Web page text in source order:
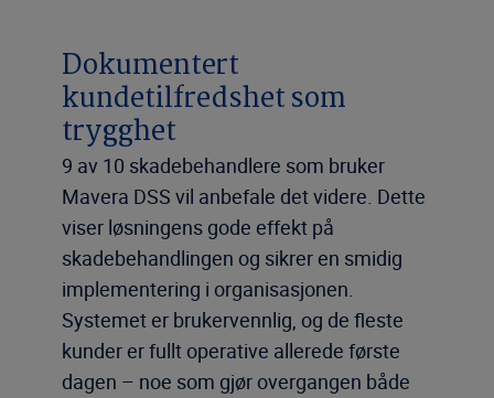
Dokumentert
kundetilfredshet som
trygghet
9 av 10 skadebehandlere som bruker
Mavera DSS vil anbefale det videre. Dette
viser løsningens gode effekt på
skadebehandlingen og sikrer en smidig
implementering i organisasjonen.
Systemet er brukervennlig, og de fleste
kunder er fullt operative allerede første
dagen – noe som gjør overgangen både